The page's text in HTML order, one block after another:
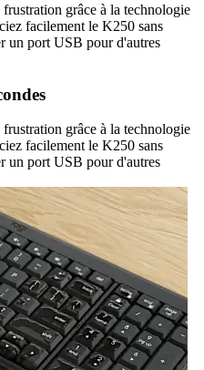
grâce à la technologie
facilement le K250 sans
un port USB pour d'autres
grâce à la technologie
facilement le K250 sans
un port USB pour d'autres